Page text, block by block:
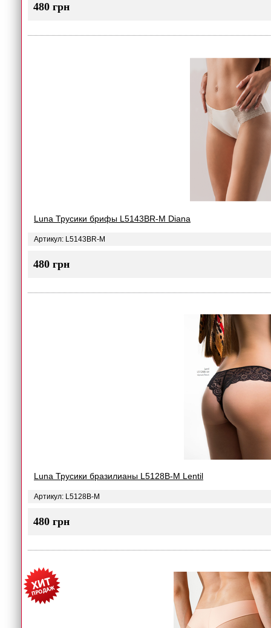
480 грн
Luna Трусики брифы L5143BR-M Diana
Артикул: L5143BR-M
480 грн
Luna Трусики бразилианы L5128B-M Lentil
Артикул: L5128B-M
480 грн